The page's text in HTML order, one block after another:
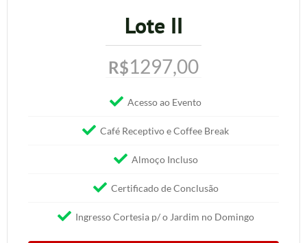
Lote II
R$1297,00
Acesso ao Evento
Café Receptivo e Coffee Break
Almoço Incluso
Certificado de Conclusão
Ingresso Cortesia p/ o Jardim no Domingo